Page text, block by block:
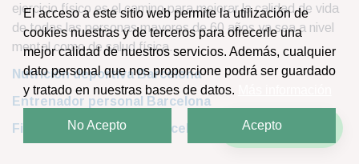
¡Escríbenos!
ejercicio físico es el camino para mejorar la calidad de vida
de todas las personas mayores de 60 años ya sea a nivel
mental como de salud física.
Nutrición deportiva Barcelona
Entrenador personal Barcelona
Fisioterapia domicilio Barcelona
El acceso a este sitio web permite la utilización de
cookies nuestras y de terceros para ofrecerle una
mejor calidad de nuestros servicios. Además, cualquier
dato personal que nos proporcione podrá ser guardado
y tratado en nuestras bases de datos.
No Acepto Acepto